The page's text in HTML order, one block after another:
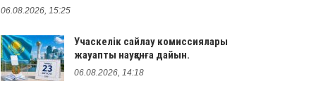
06.08.2026, 15:25
Учаскелік сайлау комиссиялары
жауапты науқанға дайын.
06.08.2026, 14:18